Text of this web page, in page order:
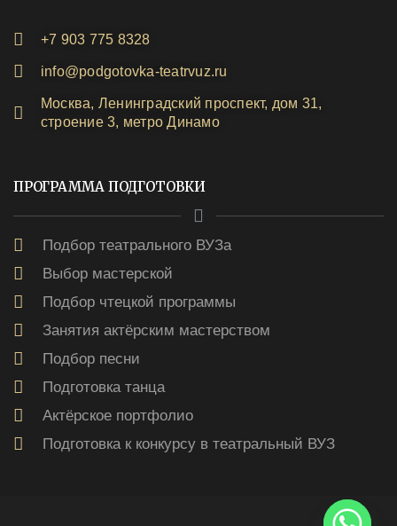
+7 903 775 8328
info@podgotovka-teatrvuz.ru
Москва, Ленинградский проспект, дом 31,
строение 3, метро Динамо
ПРОГРАММА ПОДГОТОВКИ
Подбор театрального ВУЗа
Выбор мастерской
Подбор чтецкой программы
Занятия актёрским мастерством
Подбор песни
Подготовка танца
Актёрское портфолио
Подготовка к конкурсу в театральный ВУЗ